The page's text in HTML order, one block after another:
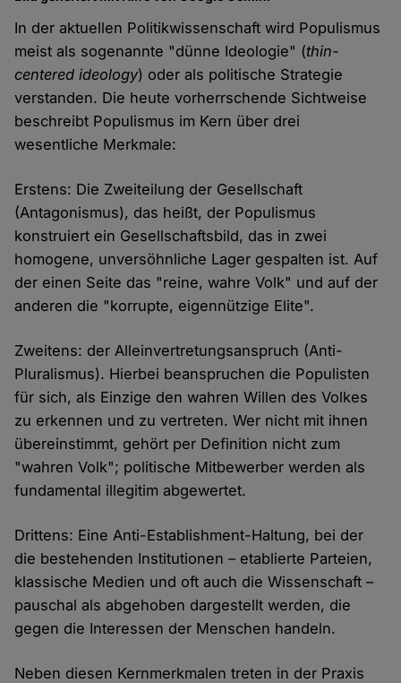
In der aktuellen Politikwissenschaft wird Populismus
meist als sogenannte "dünne Ideologie" (thin-
centered ideology) oder als politische Strategie
verstanden. Die heute vorherrschende Sichtweise
beschreibt Populismus im Kern über drei
wesentliche Merkmale:
Erstens: Die Zweiteilung der Gesellschaft
(Antagonismus), das heißt, der Populismus
konstruiert ein Gesellschaftsbild, das in zwei
homogene, unversöhnliche Lager gespalten ist. Auf
der einen Seite das "reine, wahre Volk" und auf der
anderen die "korrupte, eigennützige Elite".
Zweitens: der Alleinvertretungsanspruch (Anti-
Pluralismus). Hierbei beanspruchen die Populisten
für sich, als Einzige den wahren Willen des Volkes
zu erkennen und zu vertreten. Wer nicht mit ihnen
übereinstimmt, gehört per Definition nicht zum
"wahren Volk"; politische Mitbewerber werden als
fundamental illegitim abgewertet.
Drittens: Eine Anti-Establishment-Haltung, bei der
die bestehenden Institutionen – etablierte Parteien,
klassische Medien und oft auch die Wissenschaft –
pauschal als abgehoben dargestellt werden, die
gegen die Interessen der Menschen handeln.
Neben diesen Kernmerkmalen treten in der Praxis